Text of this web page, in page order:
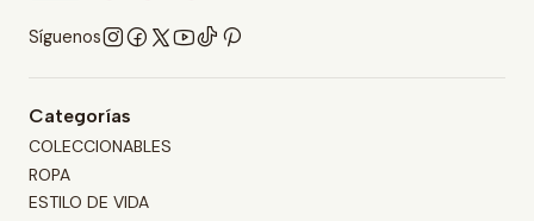
Síguenos
Categorías
COLECCIONABLES
ROPA
ESTILO DE VIDA